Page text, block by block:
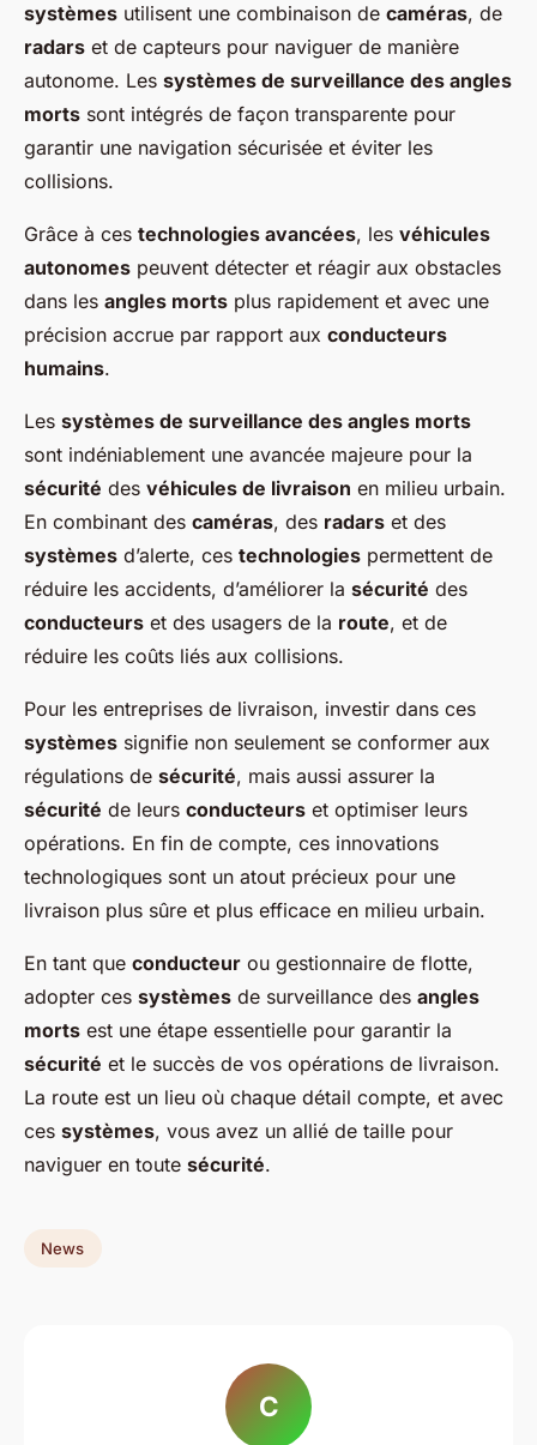
systèmes utilisent une combinaison de caméras, de
radars et de capteurs pour naviguer de manière
autonome. Les systèmes de surveillance des angles
morts sont intégrés de façon transparente pour
garantir une navigation sécurisée et éviter les
collisions.
Grâce à ces technologies avancées, les véhicules
autonomes peuvent détecter et réagir aux obstacles
dans les angles morts plus rapidement et avec une
précision accrue par rapport aux conducteurs
humains.
Les systèmes de surveillance des angles morts
sont indéniablement une avancée majeure pour la
sécurité des véhicules de livraison en milieu urbain.
En combinant des caméras, des radars et des
systèmes d’alerte, ces technologies permettent de
réduire les accidents, d’améliorer la sécurité des
conducteurs et des usagers de la route, et de
réduire les coûts liés aux collisions.
Pour les entreprises de livraison, investir dans ces
systèmes signifie non seulement se conformer aux
régulations de sécurité, mais aussi assurer la
sécurité de leurs conducteurs et optimiser leurs
opérations. En fin de compte, ces innovations
technologiques sont un atout précieux pour une
livraison plus sûre et plus efficace en milieu urbain.
En tant que conducteur ou gestionnaire de flotte,
adopter ces systèmes de surveillance des angles
morts est une étape essentielle pour garantir la
sécurité et le succès de vos opérations de livraison.
La route est un lieu où chaque détail compte, et avec
ces systèmes, vous avez un allié de taille pour
naviguer en toute sécurité.
News
C